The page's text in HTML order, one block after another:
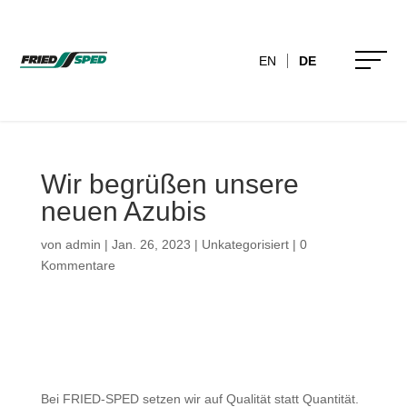
EN DE
Wir begrüßen unsere
neuen Azubis
von admin | Jan. 26, 2023 | Unkategorisiert| 0
Kommentare
Bei FRIED-SPED setzen wir auf Qualität statt Quantität.